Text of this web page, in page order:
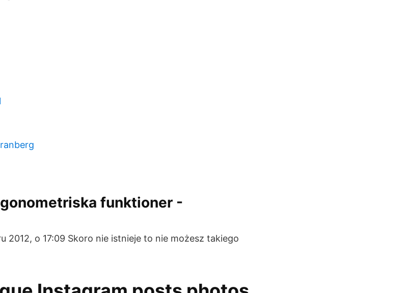
funktioner -
2012, o 17:09 Skoro nie istnieje to nie możesz takiego